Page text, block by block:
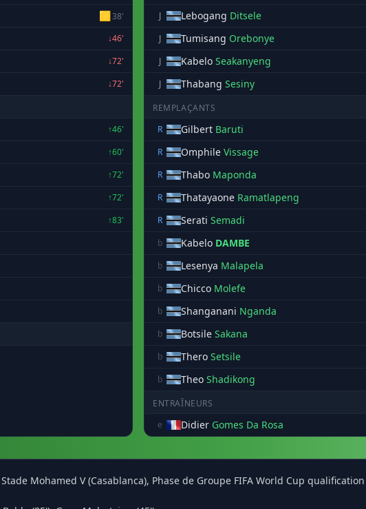
🟨38'
↓46'
↓72'
↓72'
↑46'
↑60'
↑72'
↑72'
↑83'
J
Lebogang Ditsele
J
Tumisang Orebonye
J
Kabelo Seakanyeng
J
Thabang Sesiny
REMPLAÇANTS
R
Gilbert Baruti
R
Omphile Vissage
R
Thabo Maponda
R
Thatayaone Ramatlapeng
R
Serati Semadi
b
Kabelo DAMBE
b Lesenya Malapela
b Chicco Molefe
b Shanganani Nganda
b Botsile Sakana
b Thero Setsile
b Theo Shadikong
ENTRAÎNEURS
e
Didier Gomes Da Rosa
Mohamed V (Casablanca), Phase de Groupe FIFA World Cup qualification